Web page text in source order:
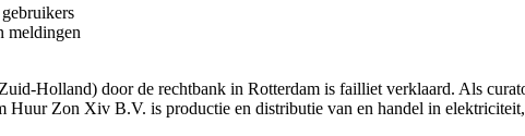
meldingen
Holland) door de rechtbank in Rotterdam is failliet verklaard. Als
Zon Xiv B.V. is productie en distributie van en handel in